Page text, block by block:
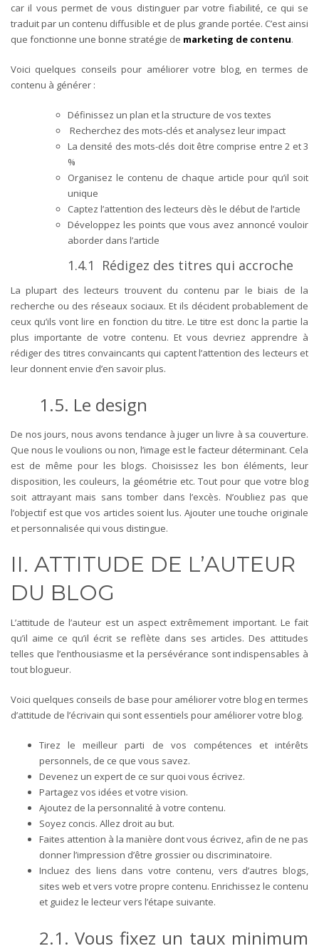
car il vous permet de vous distinguer par votre fiabilité, ce qui se
traduit par un contenu diffusible et de plus grande portée. C’est ainsi
que fonctionne une bonne stratégie de marketing de contenu.
Voici quelques conseils pour améliorer votre blog, en termes de
contenu à générer :
Définissez un plan et la structure de vos textes
Recherchez des mots-clés et analysez leur impact
La densité des mots-clés doit être comprise entre 2 et 3
%
Organisez le contenu de chaque article pour qu’il soit
unique
Captez l’attention des lecteurs dès le début de l’article
Développez les points que vous avez annoncé vouloir
aborder dans l’article
1.4.1 Rédigez des titres qui accroche
La plupart des lecteurs trouvent du contenu par le biais de la
recherche ou des réseaux sociaux. Et ils décident probablement de
ceux qu’ils vont lire en fonction du titre. Le titre est donc la partie la
plus importante de votre contenu. Et vous devriez apprendre à
rédiger des titres convaincants qui captent l’attention des lecteurs et
leur donnent envie d’en savoir plus.
1.5. Le design
De nos jours, nous avons tendance à juger un livre à sa couverture.
Que nous le voulions ou non, l’image est le facteur déterminant. Cela
est de même pour les blogs. Choisissez les bon éléments, leur
disposition, les couleurs, la géométrie etc. Tout pour que votre blog
soit attrayant mais sans tomber dans l’excès. N’oubliez pas que
l’objectif est que vos articles soient lus. Ajouter une touche originale
et personnalisée qui vous distingue.
II. ATTITUDE DE L’AUTEUR
DU BLOG
L’attitude de l’auteur est un aspect extrêmement important. Le fait
qu’il aime ce qu’il écrit se reflète dans ses articles. Des attitudes
telles que l’enthousiasme et la persévérance sont indispensables à
tout blogueur.
Voici quelques conseils de base pour améliorer votre blog en termes
d’attitude de l’écrivain qui sont essentiels pour améliorer votre blog.
Tirez le meilleur parti de vos compétences et intérêts
personnels, de ce que vous savez.
Devenez un expert de ce sur quoi vous écrivez.
Partagez vos idées et votre vision.
Ajoutez de la personnalité à votre contenu.
Soyez concis. Allez droit au but.
Faites attention à la manière dont vous écrivez, afin de ne pas
donner l’impression d’être grossier ou discriminatoire.
Incluez des liens dans votre contenu, vers d’autres blogs,
sites web et vers votre propre contenu. Enrichissez le contenu
et guidez le lecteur vers l’étape suivante.
2.1. Vous fixez un taux minimum